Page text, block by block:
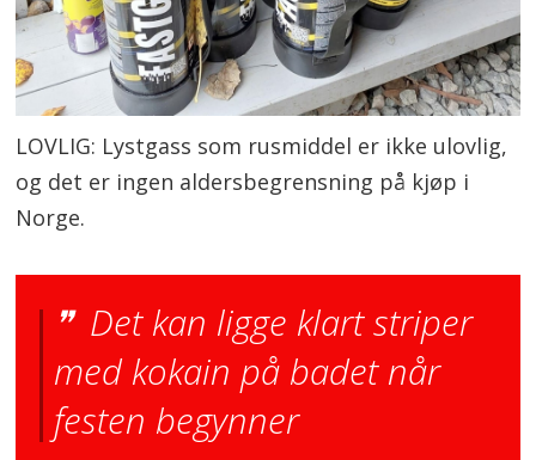
LOVLIG: Lystgass som rusmiddel er ikke ulovlig,
og det er ingen aldersbegrensning på kjøp i
Norge.
Det kan ligge klart striper
med kokain på badet når
festen begynner